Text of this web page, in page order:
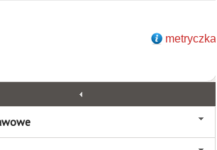
metryczka